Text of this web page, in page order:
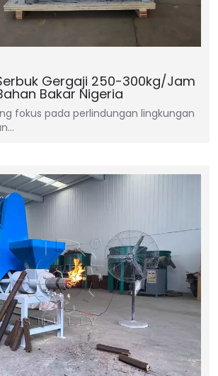
Gergaji 250-300kg/jam
Bakar Nigeria
fokus pada perlindungan lingkungan